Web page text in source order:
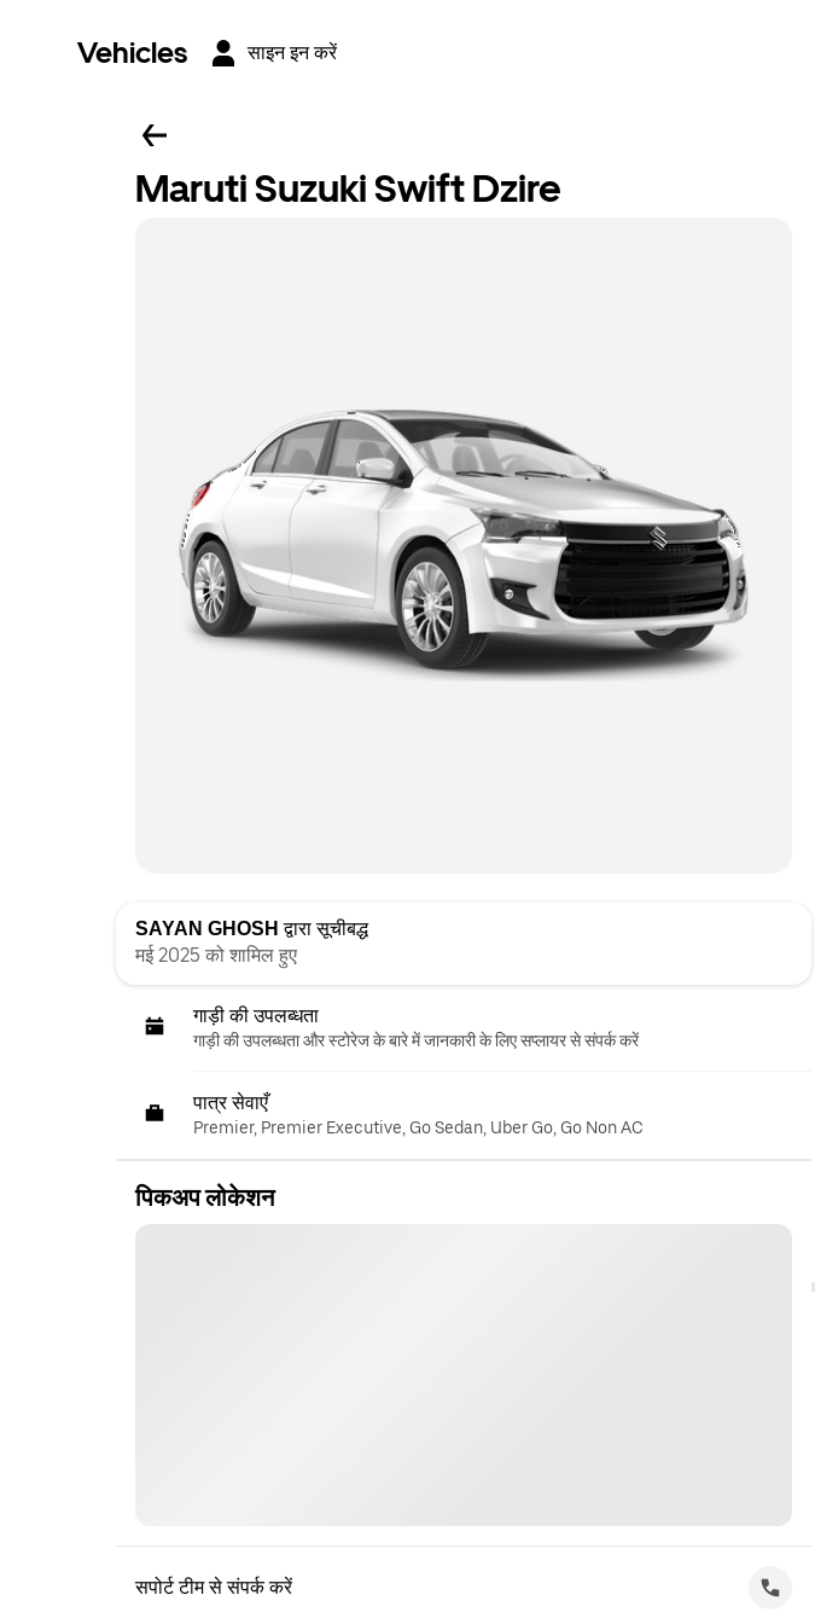
Vehicles साइन इन करें
Maruti Suzuki Swift Dzire
SAYAN GHOSH द्वारा सूचीबद्ध
मई 2025 को शामिल हुए
गाड़ी की उपलब्धता
गाड़ी की उपलब्धता और स्‍टोरेज के बारे में जानकारी के लिए सप्लायर से संपर्क करें
पात्र सेवाएँ
Premier, Premier Executive, Go Sedan, Uber Go, Go Non AC
पिकअप लोकेशन
सपोर्ट टीम से संपर्क करें